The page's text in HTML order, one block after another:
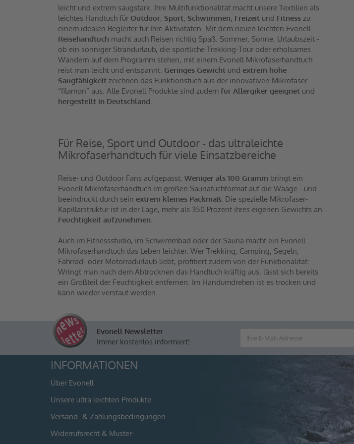
leicht und extrem saugstark. Ihre Multifunktionalität macht unsere Textilien als
leichtes Handtuch für Outdoor, Sport, Schwimmen, Freizeit und Fitness zu
einem idealen Begleiter für Ihre Aktivitäten. Mit dem neuen leichten Evonell
Reisehandtuch macht auch Reisen richtig Spaß. Sommer, Sonne, Urlaubszeit -
ob ein sonniger Strandurlaub, die sportliche Trekking-Tour oder erholsames
Wandern auf dem Programm stehen, mit einem Evonell Mikrofaserhandtuch
reist man leicht und entspannt. Geringes Gewicht und extrem hohe
Saugfähigkeit zeichnen das Funktionstuch aus der innovativen Mikrofaser
“filamon” aus. Alle Evonell Produkte sind zudem für Allergiker geeignet und
hergestellt in Deutschland.
Für Reise, Sport und Outdoor - das ultraleichte
Mikrofaserhandtuch für viele Einsatzbereiche
Reise- und Outdoor Fans aufgepasst: Weniger als 100 Gramm bringt ein
Evonell Mikrofaserhandtuch im großen Saunatuchformat auf die Waage - und
beeindruckt durch sein extrem kleines Packmaß . Die spezielle Mikrofaser-
Kapillarstruktur ist in der Lage, mehr als 350 Prozent ihres eigenen Gewichts an
Feuchtigkeit aufzunehmen
Auch im Fitnessstudio, im Schwimmbad oder der Sauna macht ein Evonell
Mikrofaserhandtuch das Leben leichter. Wer Trekking, Camping, Segeln,
Fahrrad- oder Motorradurlaub liebt, profitiert zudem von der Funktionalität:
Wringt man nach dem Abtrocknen das Handtuch kräftig aus, lässt sich bereits
ein Großteil der Feuchtigkeit entfernen. Im Handumdrehen ist es trocken und
kann wieder verstaut werden.
Evonell Newsletter
Immer kostenlos informiert!
INFORMATIONEN
Über Evonell
Unsere ultra leichten Produkte
Versand- & Zahlungsbedingungen
Widerrufsrecht & Muster-